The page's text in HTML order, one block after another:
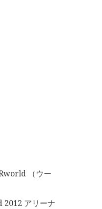
（ウー
2012 アリーナ